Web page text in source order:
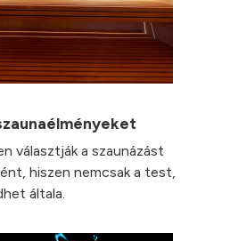
választják a szaunázást
hiszen nemcsak a test,
általa.